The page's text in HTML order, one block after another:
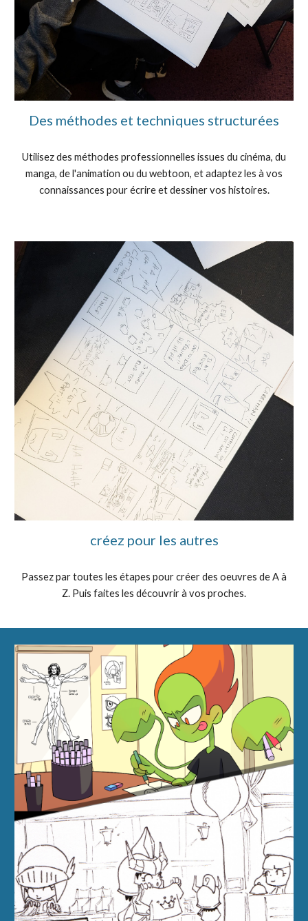
Des méthodes et techniques structurées
Utilisez des méthodes professionnelles issues du cinéma, du
manga, de l'animation ou du webtoon, et adaptez les à vos
connaissances pour écrire et dessiner vos histoires.
créez pour les autres
Passez par toutes les étapes pour créer des oeuvres de A à
Z. Puis faites les découvrir à vos proches.